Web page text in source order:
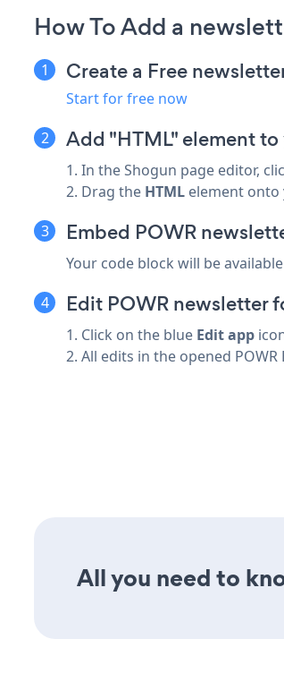
How To Add a
Create a Free
Start for free now
Add "HTML" element
1. In the Shogun page editor,
2. Drag the HTML element onto
Embed POWR
Your code block will be
Edit POWR newsletter
1. Click on the blue Edit app
2. All edits in the opened
All you need to